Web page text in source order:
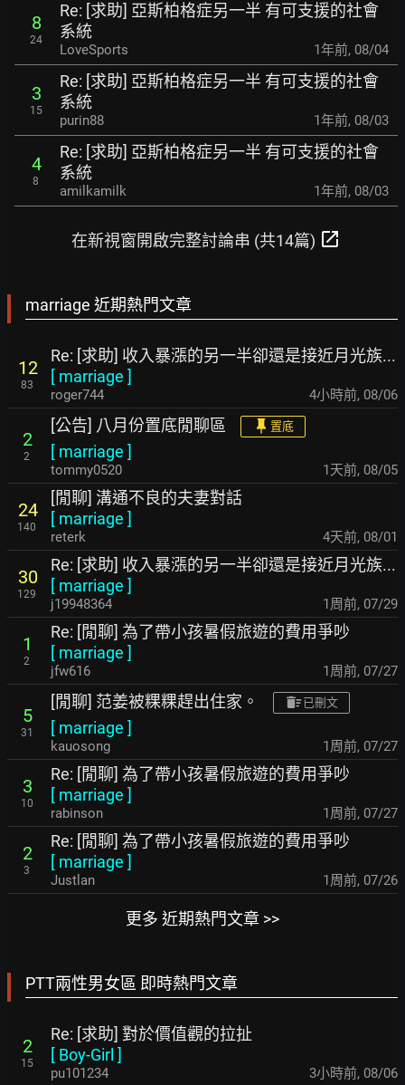
8
24
Re: [求助] 亞斯柏格症另一半 有可支援的社會
系統
LoveSports 1年前, 08/04
3
15
Re: [求助] 亞斯柏格症另一半 有可支援的社會
系統
purin88 1年前, 08/03
4
8
Re: [求助] 亞斯柏格症另一半 有可支援的社會
系統
amilkamilk 1年前, 08/03
在新視窗開啟完整討論串 (共14篇) open_in_new
marriage 近期熱門文章
12
83
Re: [求助] 收入暴漲的另一半卻還是接近月光族...
[ marriage ]
roger744 4小時前, 08/06
2
2
[公告] 八月份置底閒聊區 置底
[ marriage ]
tommy0520 1天前, 08/05
24
140
[閒聊] 溝通不良的夫妻對話
[ marriage ]
reterk 4天前, 08/01
30
129
Re: [求助] 收入暴漲的另一半卻還是接近月光族...
[ marriage ]
j19948364 1周前, 07/29
1
2
Re: [閒聊] 為了帶小孩暑假旅遊的費用爭吵
[ marriage ]
jfw616 1周前, 07/27
5
31
[閒聊] 范姜被粿粿趕出住家。 已刪文
[ marriage ]
kauosong 1周前, 07/27
3
10
Re: [閒聊] 為了帶小孩暑假旅遊的費用爭吵
[ marriage ]
rabinson 1周前, 07/27
2
3
Re: [閒聊] 為了帶小孩暑假旅遊的費用爭吵
[ marriage ]
Justlan 1周前, 07/26
更多 近期熱門文章 >>
PTT兩性男女區 即時熱門文章
2
15
Re: [求助] 對於價值觀的拉扯
[ Boy-Girl ]
pu101234 3小時前, 08/06